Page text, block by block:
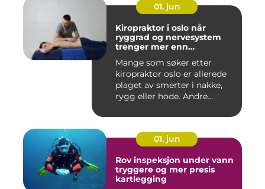
01. jun
Kiropraktor i oslo når
ryggrad og nervesystem
trenger mer enn
Mange som søker etter
kiropraktor oslo er allerede
plaget av smerter i nakke,
rygg eller hode. Andre...
01. jun
Rov inspeksjon under vann
tryggere og mer presis
kartlegging